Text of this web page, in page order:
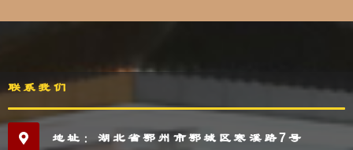
联系我们
地址：湖北省鄂州市鄂城区寒溪路7号